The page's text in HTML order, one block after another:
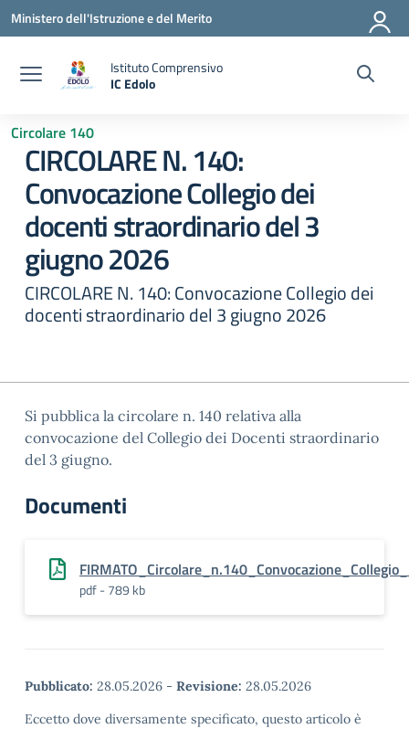
Vai ai contenuti
Vai al menu di navigazione
Vai al footer
Ministero dell'Istruzione e del Merito
Istituto Comprensivo
IC Edolo
Circolare 140
CIRCOLARE N. 140:
Convocazione Collegio dei
docenti straordinario del 3
giugno 2026
CIRCOLARE N. 140: Convocazione Collegio dei
docenti straordinario del 3 giugno 2026
Si pubblica la circolare n. 140 relativa alla
convocazione del Collegio dei Docenti straordinario
del 3 giugno.
Documenti
pdf - 789 kb
Pubblicato: 28.05.2026 - Revisione: 28.05.2026
Eccetto dove diversamente specificato, questo articolo è